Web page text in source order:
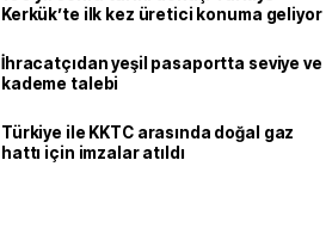
Kerkük’te ilk kez üretici konuma geliyor
İhracatçıdan yeşil pasaportta seviye ve
kademe talebi
Türkiye ile KKTC arasında doğal gaz
hattı için imzalar atıldı